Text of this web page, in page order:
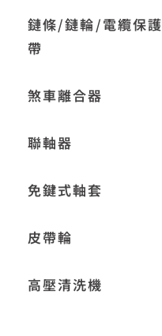
鏈條/鏈輪/電纜保護
帶
煞車離合器
聯軸器
免鍵式軸套
皮帶輪
高壓清洗機